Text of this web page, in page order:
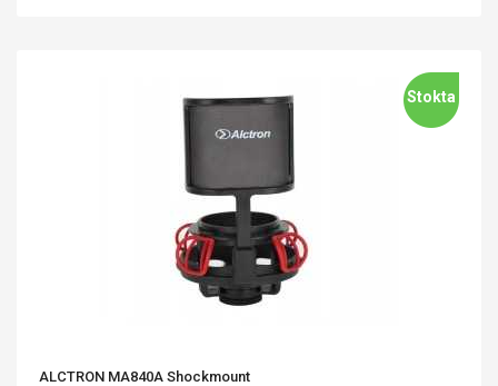
Stokta
ALCTRON MA840A Shockmount